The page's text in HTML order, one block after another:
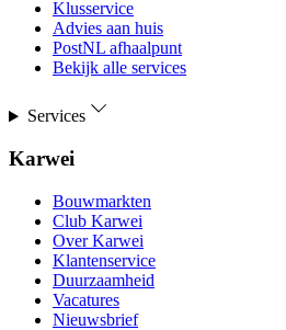
Klusservice
Advies aan huis
PostNL afhaalpunt
Bekijk alle services
Services
Karwei
Bouwmarkten
Club Karwei
Over Karwei
Klantenservice
Duurzaamheid
Vacatures
Nieuwsbrief